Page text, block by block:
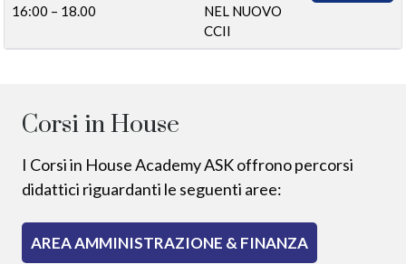
16:00 – 18.00
NEL NUOVO
CCII
Corsi in House
I Corsi in House Academy ASK offrono percorsi
didattici riguardanti le seguenti aree:
AREA AMMINISTRAZIONE & FINANZA